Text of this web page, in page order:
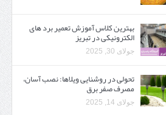
بهترین کلاس آموزش تعمیر برد های
الکترونیکی در تبریز
جولای 30, 2025
تحولی در روشنایی ویلاها: نصب آسان،
مصرف صفر برق
جولای 14, 2025